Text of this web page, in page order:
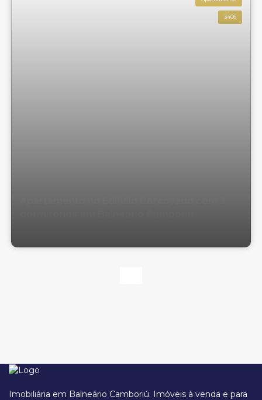
3406
Imobiliária em Balneário Camboriú. Imóveis à venda e para